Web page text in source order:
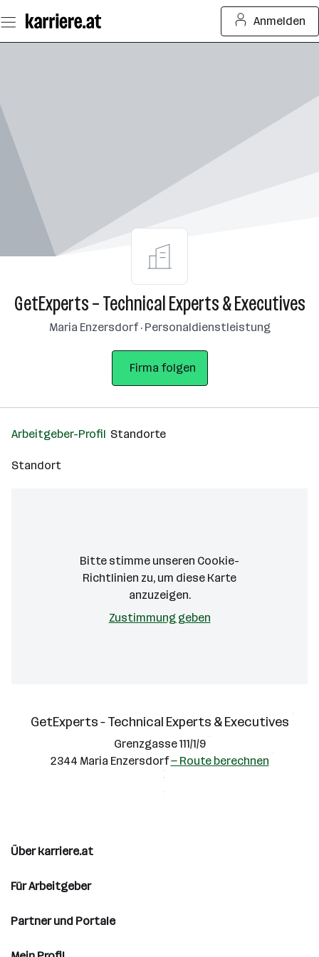
Seiteninhalt
springen
Anmelden
GetExperts – Technical Experts & Executives
Maria Enzersdorf · Personaldienstleistung
Firma folgen
Arbeitgeber-Profil Standorte
Standort
Bitte stimme unseren Cookie-
Richtlinien zu, um diese Karte
anzuzeigen.
Zustimmung geben
GetExperts – Technical Experts & Executives
Grenzgasse 111/1/9
2344 Maria Enzersdorf— Route berechnen
Über karriere.at
Für Arbeitgeber
Partner und Portale
widerrufen.In unserer
Datenschutzerklärungkönnen Sie weitere
Informationen nachlesen.